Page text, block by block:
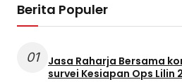
Berita Populer
01
Jasa Raharja Bersama
survei Kesiapan Ops Lilin